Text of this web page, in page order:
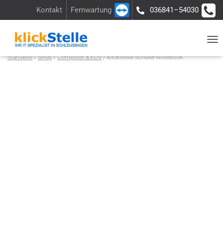
036841–54030
Fernwartung
Kontakt
Startseite/Shop/Computer & EDV/ klickStelle Schüler-Notebook